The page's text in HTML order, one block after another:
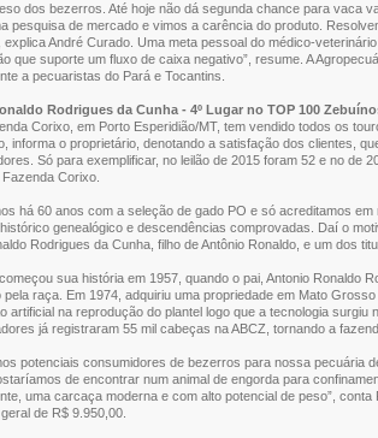
dos bezerros. Até hoje não dá segunda chance para vaca
pesquisa de mercado e vimos a carência do produto.
explica André Curado. Uma meta pessoal do médico-
que suporte um fluxo de caixa negativo”, resume. A
a pecuaristas do Pará e Tocantins.
Rodrigues da Cunha - 4º Lugar no TOP 100
Corixo, em Porto Esperidião/MT, tem vendido todos os
informa o proprietário, denotando a satisfação dos clientes,
Só para exemplificar, no leilão de 2015 foram 52 e no de
Corixo.
há 60 anos com a seleção de gado PO e só acreditamos
genealógico e descendências comprovadas. Daí o
Rodrigues da Cunha, filho de Antônio Ronaldo, e um dos
sua história em 1957, quando o pai, Antonio Ronaldo
pela raça. Em 1974, adquiriu uma propriedade em Mato
artificial na reprodução do plantel logo que a tecnologia surgiu
já registraram 55 mil cabeças na ABCZ, tornando a
potenciais consumidores de bezerros para nossa pecuária
de encontrar num animal de engorda para
uma carcaça moderna e com alto potencial de peso”,
de R$ 9.950,00.